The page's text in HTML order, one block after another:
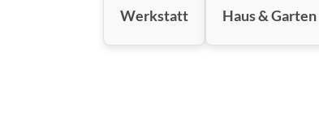
Werkstatt Haus & Garten